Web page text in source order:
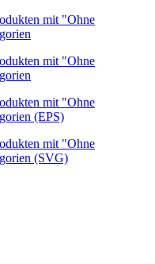
mit "Ohne
mit "Ohne
mit "Ohne
(EPS)
mit "Ohne
(SVG)